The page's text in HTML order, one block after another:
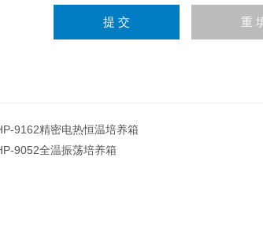
9162精密电热恒温培养箱
9052全温振荡培养箱